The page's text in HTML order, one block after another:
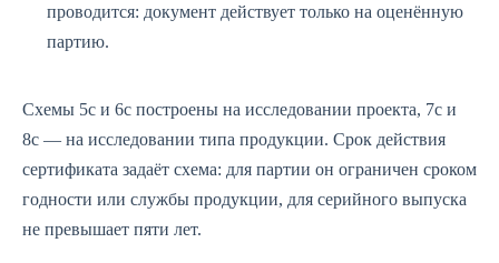
проводится: документ действует только на оценённую
партию.
Схемы 5с и 6с построены на исследовании проекта, 7с и
8с — на исследовании типа продукции. Срок действия
сертификата задаёт схема: для партии он ограничен сроком
годности или службы продукции, для серийного выпуска
не превышает пяти лет.